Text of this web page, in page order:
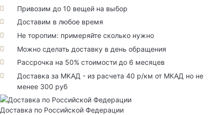
Привозим до 10 вещей на выбор
Доставим в любое время
Не торопим: примеряйте сколько нужно
Можно сделать доставку в день обращения
Рассрочка на 50% стоимости до 6 месяцев
Доставка за МКАД - из расчета 40 р/км от МКАД но не
менее 300 руб
Доставка по Российской Федерации